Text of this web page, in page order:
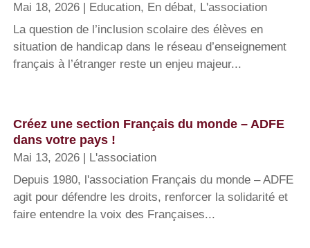
Mai 18, 2026 Education, En débat, L'association
La question de l’inclusion scolaire des élèves en
situation de handicap dans le réseau d’enseignement
français à l’étranger reste un enjeu majeur...
Créez une section Français du monde – ADFE
dans votre pays !
Mai 13, 2026
L'association
Depuis 1980, l'association Français du monde – ADFE
agit pour défendre les droits, renforcer la solidarité et
faire entendre la voix des Françaises...